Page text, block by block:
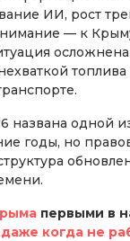
ИИ, рост
— к
осложнена
топлива
названа одной
годы, но
первыми в
даже когда не